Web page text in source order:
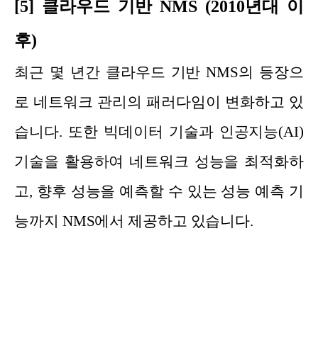
[5] 클라우드 기반 NMS (2010년대 이
후)
최근 몇 년간 클라우드 기반 NMS의 등장으
로 네트워크 관리의 패러다임이 변화하고 있
습니다. 또한 빅데이터 기술과 인공지능(AI)
기술을 활용하여 네트워크 성능을 최적화하
고, 향후 성능을 예측할 수 있는 성능 예측 기
능까지 NMS에서 제공하고 있습니다.